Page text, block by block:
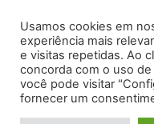
BMW amplia aposta
geração de veículos
3 de agosto de 2026
Usamos cookies em
experiência mais
e visitas repetidas. Ao
concorda com o uso
você pode visitar
fornecer um